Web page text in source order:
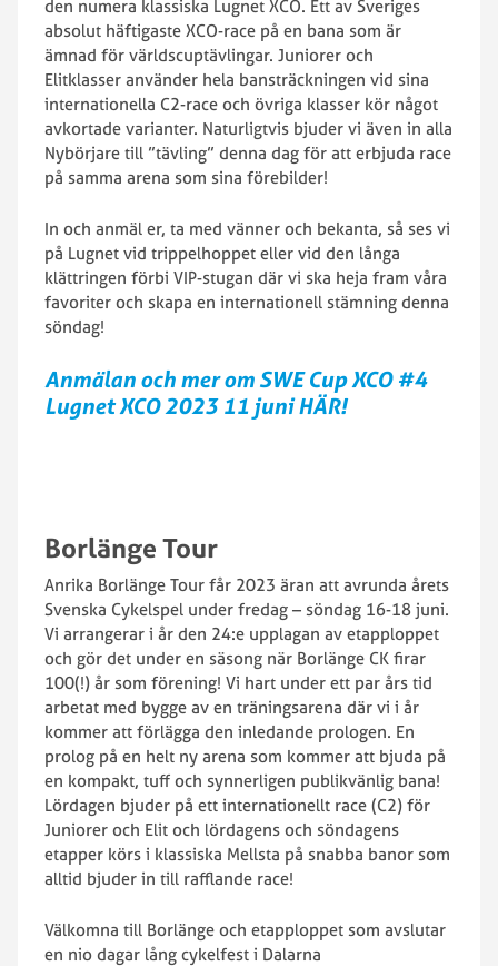
den numera klassiska Lugnet XCO. Ett av Sveriges
absolut häftigaste XCO-race på en bana som är
ämnad för världscuptävlingar. Juniorer och
Elitklasser använder hela bansträckningen vid sina
internationella C2-race och övriga klasser kör något
avkortade varianter. Naturligtvis bjuder vi även in alla
Nybörjare till ”tävling” denna dag för att erbjuda race
på samma arena som sina förebilder!
In och anmäl er, ta med vänner och bekanta, så ses vi
på Lugnet vid trippelhoppet eller vid den långa
klättringen förbi VIP-stugan där vi ska heja fram våra
favoriter och skapa en internationell stämning denna
söndag!
Anmälan och mer om SWE Cup XCO #4
Lugnet XCO 2023 11 juni HÄR!
Borlänge Tour
Anrika Borlänge Tour får 2023 äran att avrunda årets
Svenska Cykelspel under fredag – söndag 16-18 juni.
Vi arrangerar i år den 24:e upplagan av etapploppet
och gör det under en säsong när Borlänge CK firar
100(!) år som förening! Vi hart under ett par års tid
arbetat med bygge av en träningsarena där vi i år
kommer att förlägga den inledande prologen. En
prolog på en helt ny arena som kommer att bjuda på
en kompakt, tuff och synnerligen publikvänlig bana!
Lördagen bjuder på ett internationellt race (C2) för
Juniorer och Elit och lördagens och söndagens
etapper körs i klassiska Mellsta på snabba banor som
alltid bjuder in till rafflande race!
Välkomna till Borlänge och etapploppet som avslutar
en nio dagar lång cykelfest i Dalarna